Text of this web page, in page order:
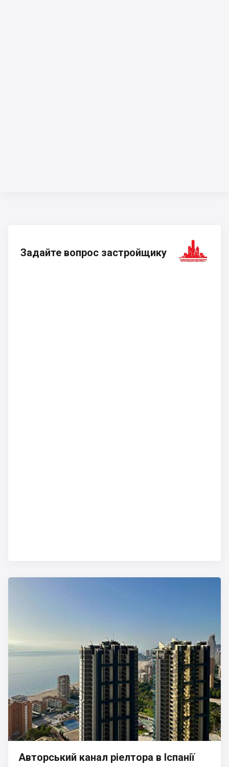
Задайте вопрос застройщику
Авторський канал ріелтора в Іспанії